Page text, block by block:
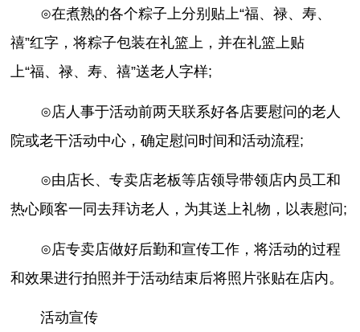
⊙在煮熟的各个粽子上分别贴上“福、禄、寿、
禧”红字，将粽子包装在礼篮上，并在礼篮上贴
上“福、禄、寿、禧”送老人字样;
⊙店人事于活动前两天联系好各店要慰问的老人
院或老干活动中心，确定慰问时间和活动流程;
⊙由店长、专卖店老板等店领导带领店内员工和
热心顾客一同去拜访老人，为其送上礼物，以表慰问;
⊙店专卖店做好后勤和宣传工作，将活动的过程
和效果进行拍照并于活动结束后将照片张贴在店内。
活动宣传